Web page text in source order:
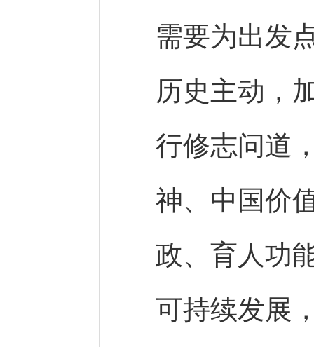
需要为出发
历史主动，
行修志问道
神、中国价
政、育人功
可持续发展